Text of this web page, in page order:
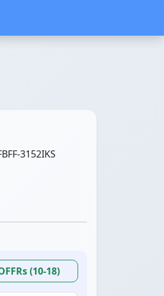
3152IKS
(10-18)